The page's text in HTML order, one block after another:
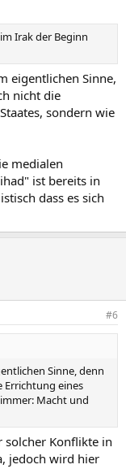
Irak der Beginn
eigentlichen Sinne,
nicht die
sondern wie
medialen
ist bereits in
dass es sich
#6
Sinne, denn
Errichtung eines
Macht und
solcher Konflikte in
jedoch wird hier